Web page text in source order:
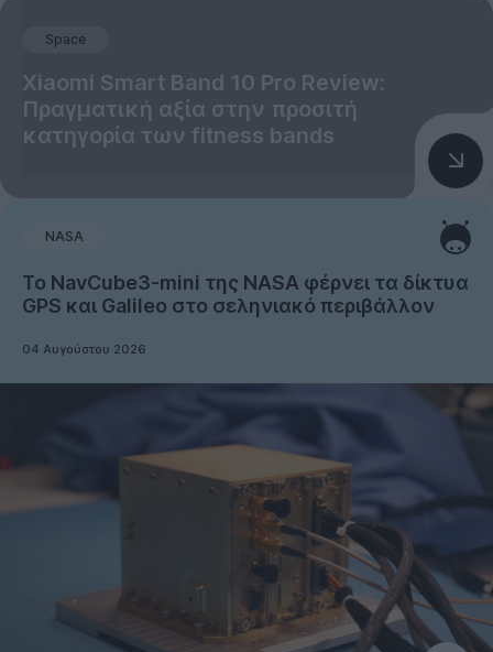
Space
Xiaomi Smart Band 10 Pro Review:
Πραγματική αξία στην προσιτή
κατηγορία των fitness bands
NASA
Το NavCube3-mini της NASA φέρνει τα δίκτυα
GPS και Galileo στο σεληνιακό περιβάλλον
04 Αυγούστου 2026